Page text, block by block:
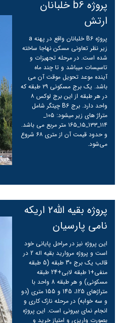
ادامه مطلب
پروژه b6 خلبانان
ارتش
پروژه B6 خلبانان واقع در پهنه a
زیر نظر تعاونی مسکن نهاجا ساخته
شده است. در مرحله تجهيزات و
تاسیسات میباشد و تا چند ماه
آینده موعد تحویل موقت آن می
باشد. یک برج مسکونی ۲۹ طبقه که
در هر طبقه از این برج لوکس ۸
واحد دارد. برج B6 چیتگر شامل
متراژ های زیر میشود: ۱۰۵_
۱۱۴_۱۳۳_۱۵_۱۶۵ متر مربع می باشد.
و حدود قیمت آن از متری ۶۸ شروع
می‌شود.
پروژه بقیه الله2 اریکه
نامی پارسیان
این پروژه نیز در مراحل پایانی خود
است و پروژه مروارید بقیه اله 2 در
قالب یک برج 30 طبقه (5 طبقه
منفی+1 طبقه لابی+24 طبقه
مسکونی) و هر طبقه 8 واحد با
متراژهای 125، 145 و 155 متری (دو
و سه خوابه) در مرحله نازک کاری و
انجام نمای بیرونی است. این پروژه
بصورت واریزی و امتیاز خرید و